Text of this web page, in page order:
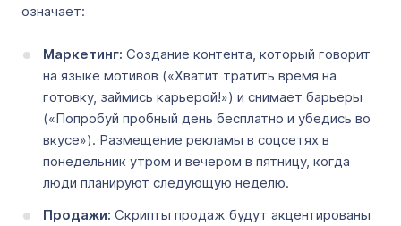
означает:
Маркетинг: Создание контента, который говорит
на языке мотивов («Хватит тратить время на
готовку, займись карьерой!») и снимает барьеры
(«Попробуй пробный день бесплатно и убедись во
вкусе»). Размещение рекламы в соцсетях в
понедельник утром и вечером в пятницу, когда
люди планируют следующую неделю.
Продажи: Скрипты продаж будут акцентированы